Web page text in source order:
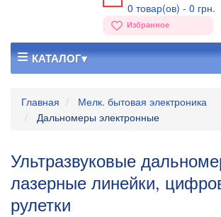
0 товар(ов) - 0 грн.
Избранное
КАТАЛОГ▾
Главная
Мелк. бытовая электроника
Дальномеры электронные
Ультразвуковые
лазерные линейки,
рулетки